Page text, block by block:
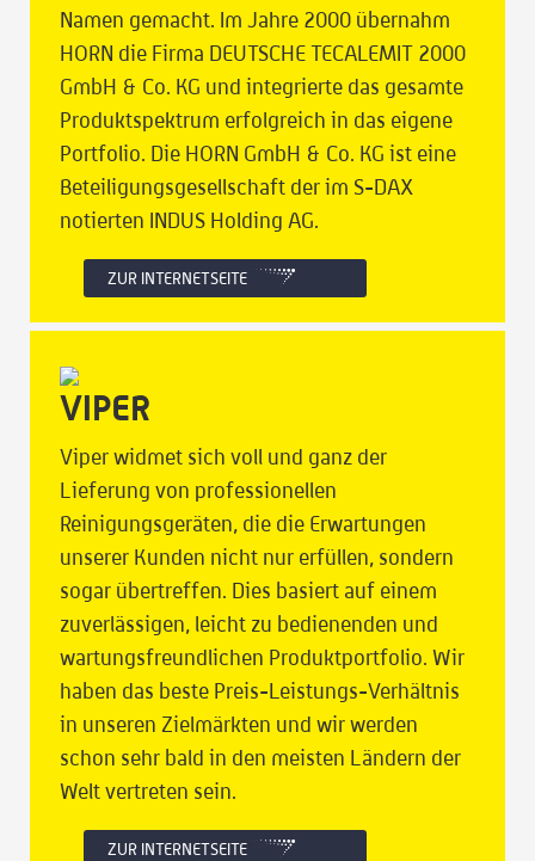
Namen gemacht. Im Jahre 2000 übernahm
HORN die Firma DEUTSCHE TECALEMIT 2000
GmbH & Co. KG und integrierte das gesamte
Produktspektrum erfolgreich in das eigene
Portfolio. Die HORN GmbH & Co. KG ist eine
Beteiligungsgesellschaft der im S-DAX
notierten INDUS Holding AG.
ZUR INTERNETSEITE
VIPER
Viper widmet sich voll und ganz der
Lieferung von professionellen
Reinigungsgeräten, die die Erwartungen
unserer Kunden nicht nur erfüllen, sondern
sogar übertreffen. Dies basiert auf einem
zuverlässigen, leicht zu bedienenden und
wartungsfreundlichen Produktportfolio. Wir
haben das beste Preis-Leistungs-Verhältnis
in unseren Zielmärkten und wir werden
schon sehr bald in den meisten Ländern der
Welt vertreten sein.
ZUR INTERNETSEITE